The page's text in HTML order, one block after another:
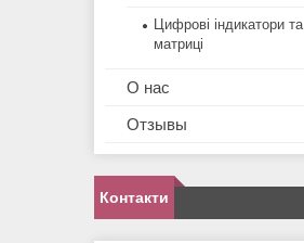
Цифрові індикатори та
матриці
О нас
Отзывы
Контакти